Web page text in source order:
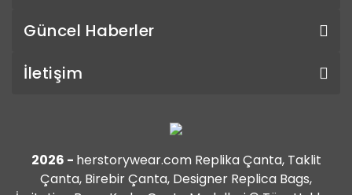
Güncel Haberler
İletişim
2026 - herstorywear.com Replika Çanta, Taklit
Çanta, Birebir Çanta, Designer Replica Bags,